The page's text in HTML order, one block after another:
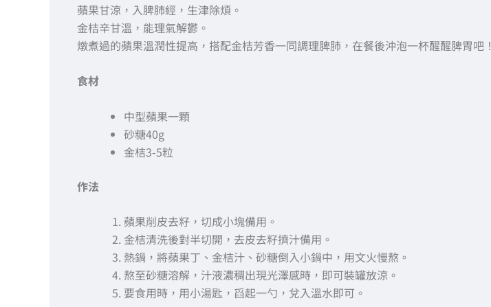
蘋果甘涼，入脾肺經，生津除煩。
金桔辛甘溫，能理氣解鬱。
燉煮過的蘋果溫潤性提高，搭配金桔芳香一同調理脾肺，在餐後沖泡一杯醒醒脾胃吧！
食材
中型蘋果一顆
砂糖40g
金桔3-5粒
作法
蘋果削皮去籽，切成小塊備用。
金桔清洗後對半切開，去皮去籽擠汁備用。
熱鍋，將蘋果丁、金桔汁、砂糖倒入小鍋中，用文火慢熬。
熬至砂糖溶解，汁液濃稠出現光澤感時，即可裝罐放涼。
要食用時，用小湯匙，舀起一勺，兌入溫水即可。